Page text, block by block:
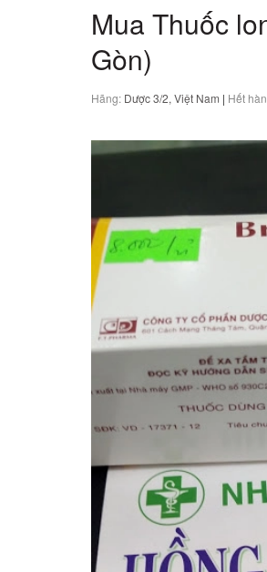
Mua Thuốc
Gòn)
Hãng: Dược 3/2, Việt Nam | Hết